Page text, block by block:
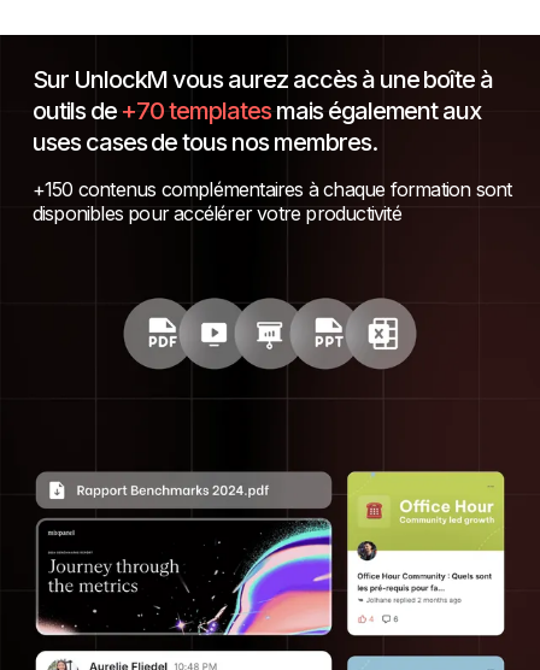
Sur UnlockM vous aurez accès à une boîte à
outils de +70 templatesmais également aux
uses cases de tous nos membres.
+150 contenus complémentaires à chaque formation sont
disponibles pour accélérer votre productivité